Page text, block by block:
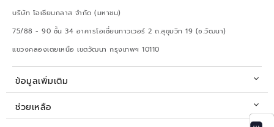
บริษัท โอเชียนกลาส จำกัด (มหาชน)
75/88 - 90 ชั้น 34 อาคารโอเชี่ยนทาวเวอร์ 2 ถ.สุขุมวิท 19 (ซ.วัฒนา)
แขวงคลองเตยเหนือ เขตวัฒนา กรุงเทพฯ 10110
ข้อมูลเพิ่มเติม
ช่วยเหลือ